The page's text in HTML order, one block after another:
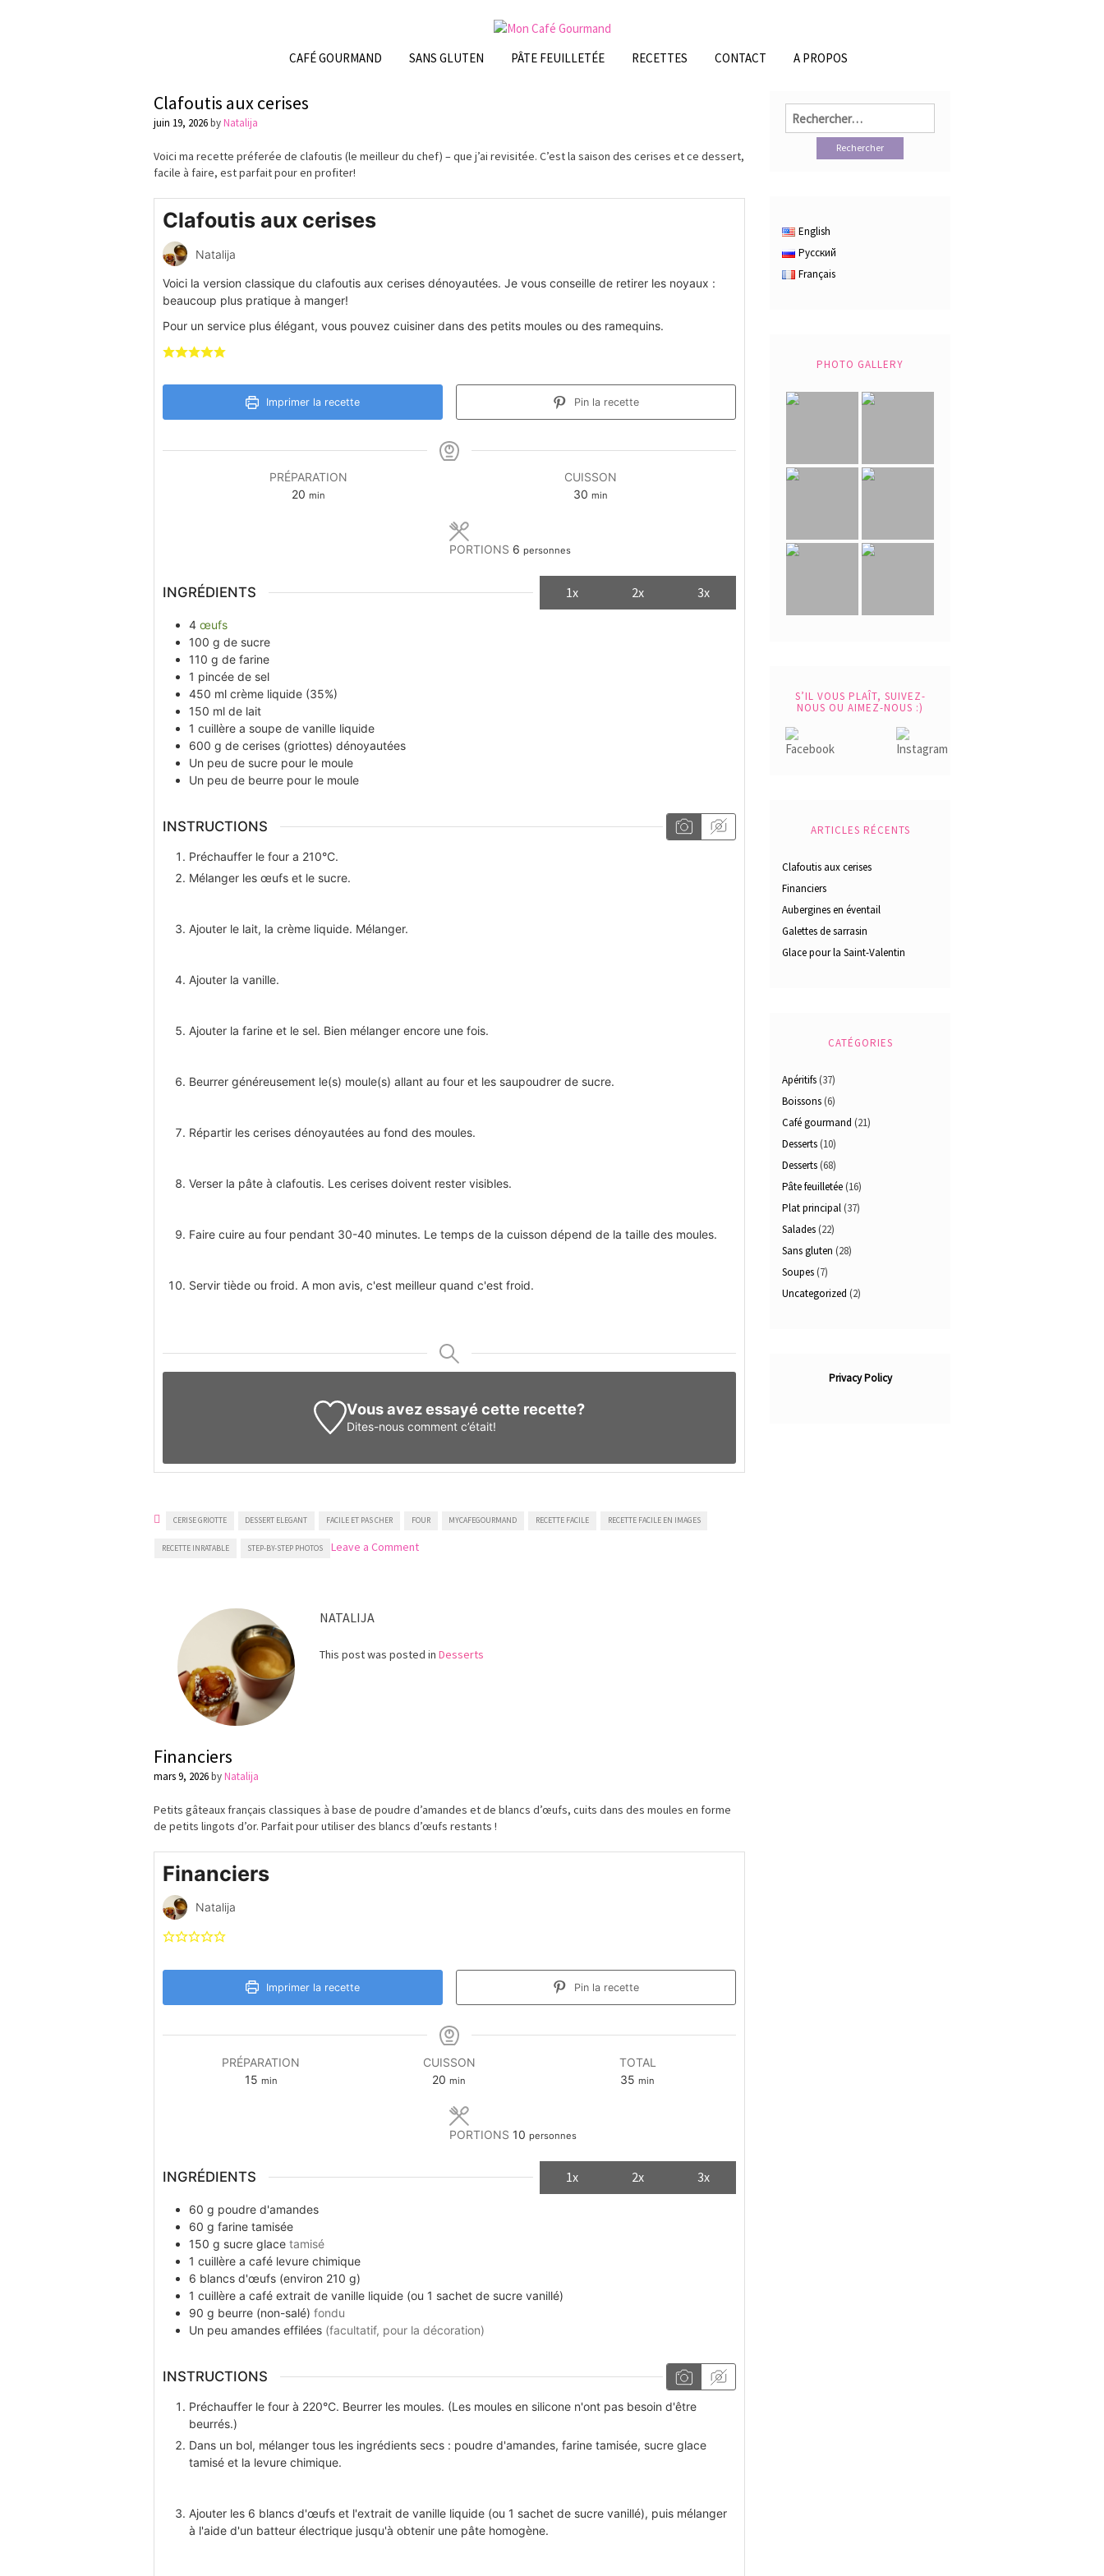
CAFÉ GOURMAND SANS GLUTEN PÂTE FEUILLETÉE RECETTES CONTACT A PROPOS
Clafoutis aux cerises
juin 19, 2026byNatalija
Voici ma recette préferée de clafoutis (le meilleur du chef) – que j’ai revisitée. C’est la saison des cerises et ce dessert,
facile à faire, est parfait pour en profiter!
Clafoutis aux cerises
Natalija
Voici la version classique du clafoutis aux cerises dénoyautées. Je vous conseille de retirer les noyaux :
beaucoup plus pratique à manger!
Pour un service plus élégant, vous pouvez cuisiner dans des petits moules ou des ramequins.
Imprimer la recette Pin la recette
PRÉPARATION
20minutes
min
CUISSON
30 minutes
min
PORTIONS 6 personnes
INGRÉDIENTS 1x 2x 3x
4 œufs
100 g de sucre
110 g de farine
1 pincée de sel
450 ml crème liquide (35%)
150 ml de lait
1 cuillère a soupe de vanille liquide
600 g de cerises (griottes) dénoyautées
Un peu de sucre pour le moule
Un peu de beurre pour le moule
INSTRUCTIONS
Préchauffer le four a 210°С.
Mélanger les œufs et le sucre.
Ajouter le lait, la crème liquide. Mélanger.
Ajouter la vanille.
Ajouter la farine et le sel. Bien mélanger encore une fois.
Beurrer généreusement le(s) moule(s) allant au four et les saupoudrer de sucre.
Répartir les cerises dénoyautées au fond des moules.
Verser la pâte à clafoutis. Les cerises doivent rester visibles.
Faire cuire au four pendant 30-40 minutes. Le temps de la cuisson dépend de la taille des moules.
Servir tiède ou froid. A mon avis, c'est meilleur quand c'est froid.
Vous avez essayé cette recette?
Dites-nous comment c’était!
CERISE GRIOTTE DESSERT ELEGANT FACILE ET PAS CHER FOUR MYCAFEGOURMAND RECETTE FACILE RECETTE FACILE EN IMAGES
RECETTE INRATABLE STEP-BY-STEP PHOTOS Leave a Commenton
NATALIJA
This post was posted in Desserts
Financiers
mars 9, 2026byNatalija
Petits gâteaux français classiques à base de poudre d’amandes et de blancs d’œufs, cuits dans des moules en forme
de petits lingots d’or. Parfait pour utiliser des blancs d’œufs restants !
Financiers
Natalija
Imprimer la recette Pin la recette
PRÉPARATION
15minutes
min
CUISSON
20 minutes
min
TOTAL
35 minutes
min
PORTIONS 10 personnes
INGRÉDIENTS 1x 2x 3x
60 g poudre d'amandes
60 g farine tamisée
150 g sucre glace tamisé
1 cuillère a café levure chimique
6 blancs d'œufs (environ 210 g)
1 cuillère a café extrait de vanille liquide (ou 1 sachet de sucre vanillé)
90 g beurre (non-salé) fondu
Un peu amandes effilées (facultatif, pour la décoration)
INSTRUCTIONS
Préchauffer le four à 220°C. Beurrer les moules. (Les moules en silicone n'ont pas besoin d'être
beurrés.)
Dans un bol, mélanger tous les ingrédients secs : poudre d'amandes, farine tamisée, sucre glace
tamisé et la levure chimique.
Ajouter les 6 blancs d'œufs et l'extrait de vanille liquide (ou 1 sachet de sucre vanillé), puis mélanger
à l'aide d'un batteur électrique jusqu'à obtenir une pâte homogène.
Rechercher :
English
Русский
Français
PHOTO GALLERY
S’IL VOUS PLAÎT, SUIVEZ-
NOUS OU AIMEZ-NOUS :)
ARTICLES RÉCENTS
Clafoutis aux cerises
Financiers
Aubergines en éventail
Galettes de sarrasin
Glace pour la Saint-Valentin
CATÉGORIES
Apéritifs (37)
Boissons (6)
Café gourmand (21)
Desserts (10)
Desserts (68)
Pâte feuilletée (16)
Plat principal (37)
Salades (22)
Sans gluten (28)
Soupes (7)
Uncategorized (2)
Privacy Policy